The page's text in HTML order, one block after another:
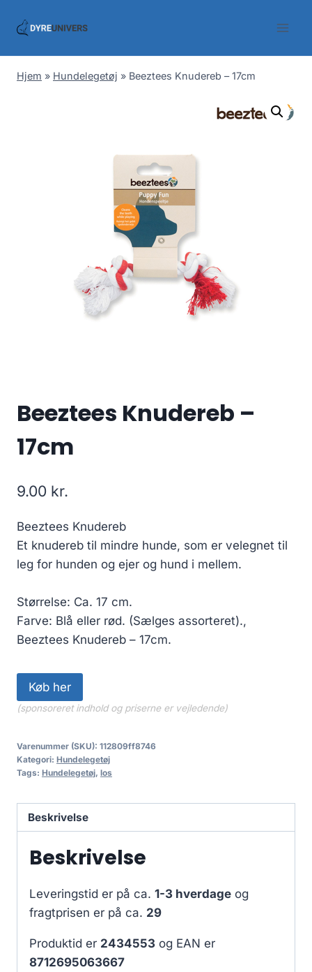
Hjem » Hundelegetøj » Beeztees Knudereb – 17cm
Beeztees Knudereb –
17cm
9.00 kr.
Beeztees Knudereb
Et knudereb til mindre hunde, som er velegnet til
leg for hunden og ejer og hund i mellem.
Størrelse: Ca. 17 cm.
Farve: Blå eller rød. (Sælges assorteret).,
Beeztees Knudereb – 17cm.
Køb her
(sponsoreret indhold og priserne er vejledende)
Varenummer (SKU): 112809ff8746
Kategori: Hundelegetøj
Tags: Hundelegetøj, los
Beskrivelse
Beskrivelse
Leveringstid er på ca. 1-3 hverdage og
fragtprisen er på ca. 29
Produktid er 2434553 og EAN er
8712695063667